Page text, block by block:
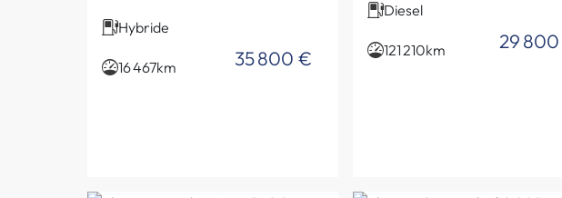
Hybride
16 467km 35 800 €
Diesel
121 210km 29